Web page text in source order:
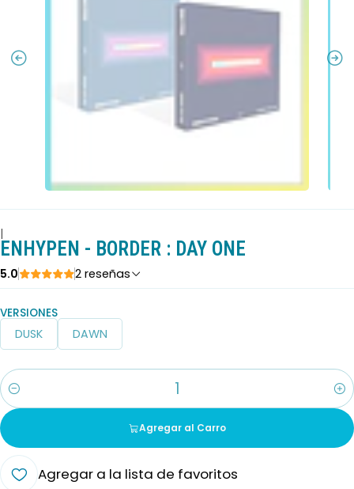
|
ENHYPEN - BORDER : DAY ONE
5.0 2 reseñas
VERSIONES
DUSK DAWN
Cantidad
Agregar al Carro
Agregar a la lista de favoritos